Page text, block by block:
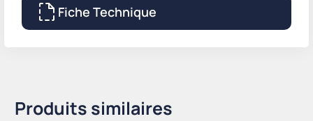
Fiche Technique
Produits similaires